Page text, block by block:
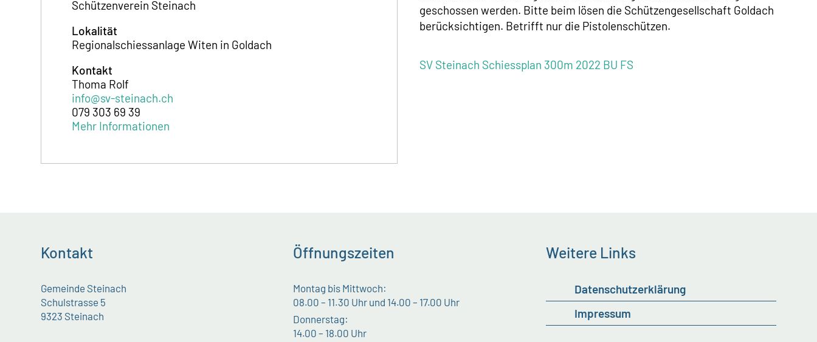
Schützenverein Steinach
Lokalität
Regionalschiessanlage Witen in Goldach
Kontakt
Thoma Rolf
info@sv-steinach.ch
079 303 69 39
Mehr Informationen
geschossen werden. Bitte beim lösen die Schützengesellschaft Goldach
berücksichtigen. Betrifft nur die Pistolenschützen.
SV Steinach Schiessplan 300m 2022 BU FS
Kontakt
Gemeinde Steinach
Schulstrasse 5
9323 Steinach
Öffnungszeiten
Montag bis Mittwoch:
08.00 – 11.30 Uhr und 14.00 – 17.00 Uhr
Donnerstag:
14.00 – 18.00 Uhr
Weitere Links
Datenschutzerklärung
Impressum